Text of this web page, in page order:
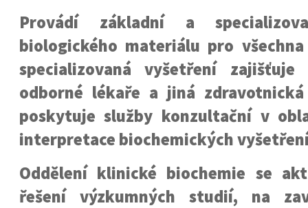
Provádí základní a
biologického materiálu pro
specializovaná vyšetření
odborné lékaře a jiná
poskytuje služby konzultační v
interpretace biochemických
Oddělení klinické biochemie se
řešení výzkumných studií, na